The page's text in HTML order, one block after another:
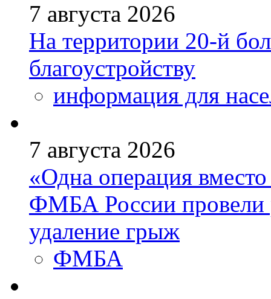
7 августа 2026
На территории 20-й
благоустройству
информация для
7 августа 2026
«Одна операция
ФМБА России провели
удаление грыж
ФМБА